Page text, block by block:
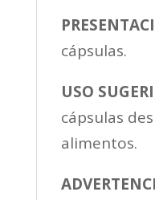
cápsulas.
USO
cápsulas
alimentos.